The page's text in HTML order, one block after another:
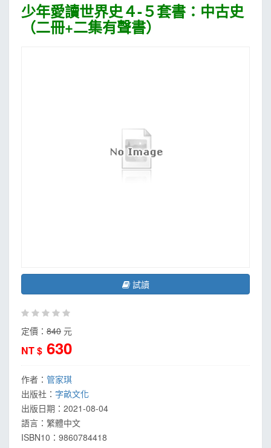
少年愛讀世界史４-５套書：中古史
（二冊+二集有聲書）
試讀
定價： 840 元
NT $ 630
作者： 管家琪
出版社： 字畝文化
出版日期： 2021-08-04
語言： 繁體中文
ISBN10：9860784418